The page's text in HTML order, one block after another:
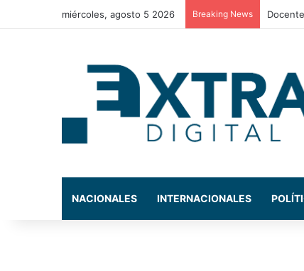
miércoles, agosto 5 2026 Breaking News La
NACIONALES INTERNACIONALES